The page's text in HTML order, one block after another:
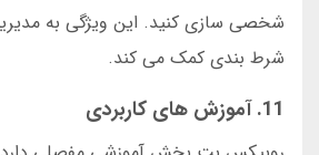
شخصی سازی کنید. این ویژگی به
شرط بندی کمک می کند.
11. آموزش های کاربردی